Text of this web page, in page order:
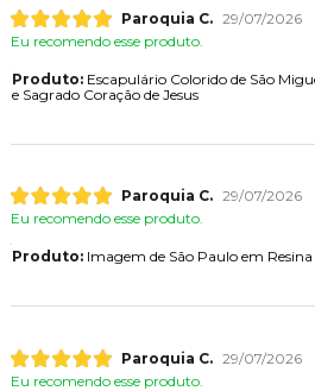
Paroquia C. 29/07/2026
Eu recomendo esse produto.
Produto:Escapulário Colorido de São
e Sagrado Coração de Jesus
Paroquia C. 29/07/2026
Eu recomendo esse produto.
Produto:Imagem de São Paulo em Resina
Paroquia C. 29/07/2026
Eu recomendo esse produto.